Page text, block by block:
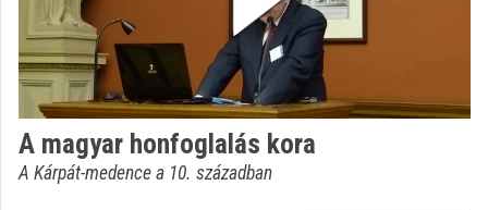
THE
HUMANTITIES
Organization home
Organization discovery
A magyar honfoglalás kora
A Kárpát-medence a 10. században